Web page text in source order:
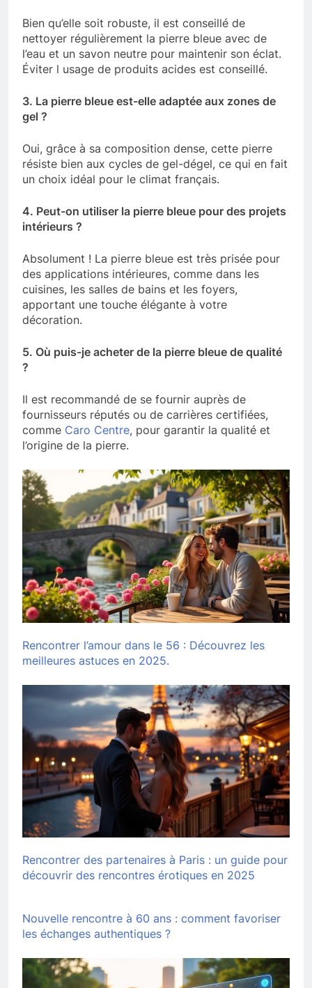
Bien qu’elle soit robuste, il est conseillé de
nettoyer régulièrement la pierre bleue avec de
l’eau et un savon neutre pour maintenir son éclat.
Éviter l usage de produits acides est conseillé.
3. La pierre bleue est-elle adaptée aux zones de
gel ?
Oui, grâce à sa composition dense, cette pierre
résiste bien aux cycles de gel-dégel, ce qui en fait
un choix idéal pour le climat français.
4. Peut-on utiliser la pierre bleue pour des projets
intérieurs ?
Absolument ! La pierre bleue est très prisée pour
des applications intérieures, comme dans les
cuisines, les salles de bains et les foyers,
apportant une touche élégante à votre
décoration.
5. Où puis-je acheter de la pierre bleue de qualité
?
Il est recommandé de se fournir auprès de
fournisseurs réputés ou de carrières certifiées,
comme Caro Centre, pour garantir la qualité et
l’origine de la pierre.
Rencontrer l’amour dans le 56 : Découvrez les
meilleures astuces en 2025.
Rencontrer des partenaires à Paris : un guide pour
découvrir des rencontres érotiques en 2025
Nouvelle rencontre à 60 ans : comment favoriser
les échanges authentiques ?